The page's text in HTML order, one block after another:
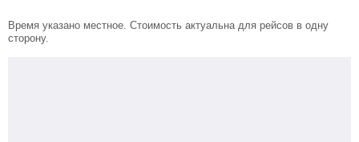
Время указано местное. Стоимость актуальна для рейсов в одну
сторону.